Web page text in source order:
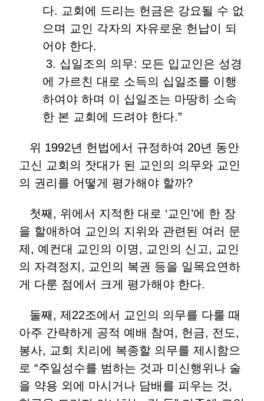
다. 교회에 드리는 헌금은 강요될 수 없
으며 교인 각자의 자유로운 헌납이 되
어야 한다.
3. 십일조의 의무: 모든 입교인은 성경
에 가르친 대로 소득의 십일조를 이행
하여야 하며 이 십일조는 마땅히 소속
한 본 교회에 드려야 한다.”
위 1992년 헌법에서 규정하여 20년 동안
고신 교회의 잣대가 된 교인의 의무와 교인
의 권리를 어떻게 평가해야 할까?
첫째, 위에서 지적한 대로 ‘교인’에 한 장
을 할애하여 교인의 지위와 관련된 여러 문
제, 예컨대 교인의 이명, 교인의 신고, 교인
의 자격정지, 교인의 복권 등을 일목요연하
게 다룬 점에서 크게 평가해야 한다.
둘째, 제22조에서 교인의 의무를 다룰 때
아주 간략하게 공적 예배 참여, 헌금, 전도,
봉사, 교회 치리에 복종할 의무를 제시함으
로 “주일성수를 범하는 것과 미신행위나 술
을 약용 외에 마시거나 담배를 피우는 것,